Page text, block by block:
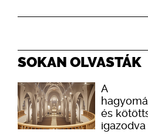
SOKAN OLVASTÁK
A
és
igazodva